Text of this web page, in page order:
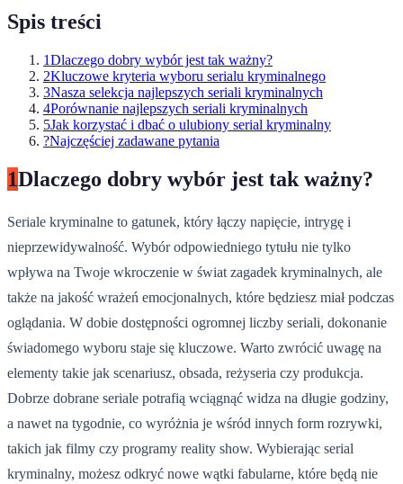
Spis treści
1Dlaczego dobry wybór jest tak ważny?
2Kluczowe kryteria wyboru serialu kryminalnego
3Nasza selekcja najlepszych seriali kryminalnych
4Porównanie najlepszych seriali kryminalnych
5Jak korzystać i dbać o ulubiony serial kryminalny
?Najczęściej zadawane pytania
1Dlaczego dobry wybór jest tak ważny?
Seriale kryminalne to gatunek, który łączy napięcie, intrygę i
nieprzewidywalność. Wybór odpowiedniego tytułu nie tylko
wpływa na Twoje wkroczenie w świat zagadek kryminalnych, ale
także na jakość wrażeń emocjonalnych, które będziesz miał podczas
oglądania. W dobie dostępności ogromnej liczby seriali, dokonanie
świadomego wyboru staje się kluczowe. Warto zwrócić uwagę na
elementy takie jak scenariusz, obsada, reżyseria czy produkcja.
Dobrze dobrane seriale potrafią wciągnąć widza na długie godziny,
a nawet na tygodnie, co wyróżnia je wśród innych form rozrywki,
takich jak filmy czy programy reality show. Wybierając serial
kryminalny, możesz odkryć nowe wątki fabularne, które będą nie